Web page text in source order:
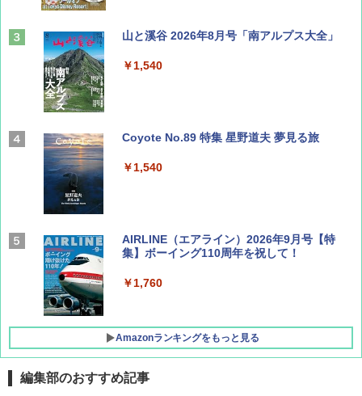
山と溪谷 2026年8月号「南アルプス大全」
￥1,540
Coyote No.89 特集 星野道夫 夢見る旅
￥1,540
AIRLINE（エアライン）2026年9月号【特
集】ボーイング110周年を祝して！
￥1,760
Amazonランキングをもっと見る
編集部のおすすめ記事